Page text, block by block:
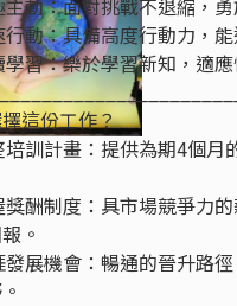
動：具備高度行動力，
習：樂於學習新知，適
這份工作？
培訓計畫：提供為期4個月
獎酬制度：具市場競爭力
。
發展機會：暢通的晉升路